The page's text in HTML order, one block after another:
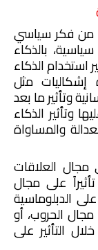
من فكر سياسي
بالذكاء
استخدام الذكاء
إشكاليات مثل
وتأثير ما بعد
وتأثير الذكاء
والمساواة
مجال العلاقات
على مجال
على الدبلوماسية
مجال الحروب، أو
التأثير على